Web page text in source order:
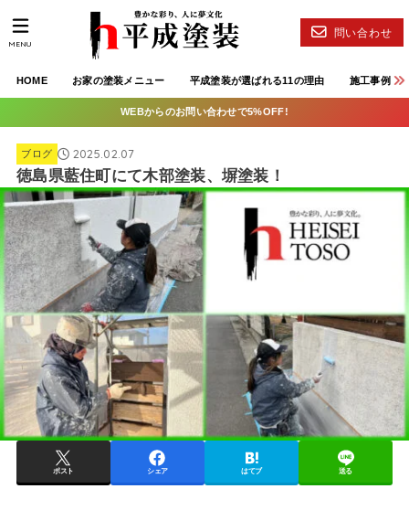
HOME お家の塗装メニュー 平成塗装が選ばれる11の理由 施工事例
問い合わせ
MENU
WEBからのお問い合わせで5%OFF!
ブログ 2025.02.07
徳島県藍住町にて木部塗装、塀塗装！
ポスト シェア はてブ 送る